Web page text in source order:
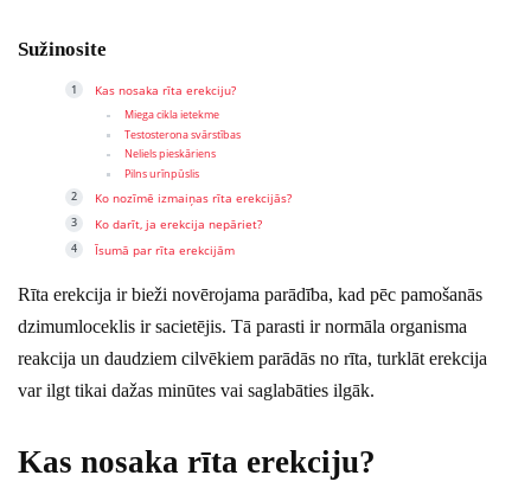
Sužinosite
Kas nosaka rīta erekciju?
Miega cikla ietekme
Testosterona svārstības
Neliels pieskāriens
Pilns urīnpūslis
Ko nozīmē izmaiņas rīta erekcijās?
Ko darīt, ja erekcija nepāriet?
Īsumā par rīta erekcijām
Rīta erekcija ir bieži novērojama parādība, kad pēc pamošanās
dzimumloceklis ir sacietējis. Tā parasti ir normāla organisma
reakcija un daudziem cilvēkiem parādās no rīta, turklāt erekcija
var ilgt tikai dažas minūtes vai saglabāties ilgāk.
Kas nosaka rīta erekciju?